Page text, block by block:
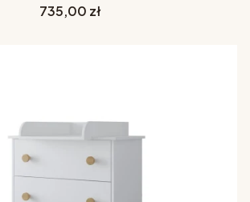
Cena
735,00 zł